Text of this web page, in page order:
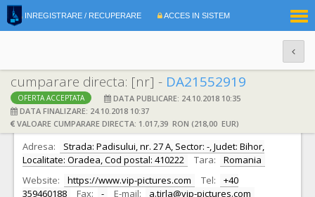
INREGISTRARE / RECUPERARE ACCES IN SISTEM
cumparare directa: [nr] - DA21552919
OFERTA ACCEPTATA
DATA PUBLICARE: 24.10.2018 10:35
DATA FINALIZARE: 24.10.2018 10:37
VALOARE CUMPARARE DIRECTA: 1.017,39 RON (218,00 EUR)
DATE IDENTIFICARE OFERTANT
Ofertant: SC CRISTALICA SERVICE SRL CIF: 26281600
Adresa:
Strada: Padisului, nr. 27 A, Sector: -, Judet: Bihor,
Localitate: Oradea, Cod postal: 410222
Tara:
Romania
Website:
https://www.vip-pictures.com Tel:
+40
359460188
Fax: - E-mail: a.tirla@vip-pictures.com